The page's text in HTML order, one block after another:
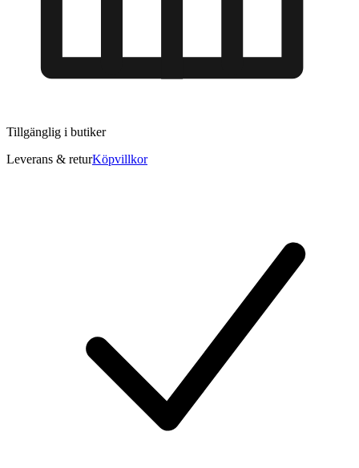
Tillgänglig i butiker
Leverans & returKöpvillkor